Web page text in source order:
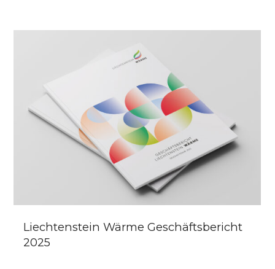
Liechtenstein Wärme Geschäftsbericht
2025